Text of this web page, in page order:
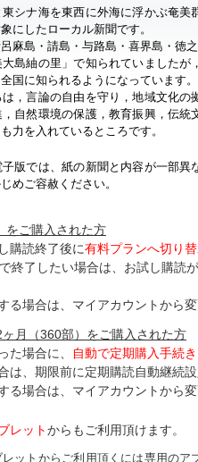
シナ海を東西に外海に浮かぶ奄
にしたローカル新聞です。
麻島・請島・与路島・喜界島・徳
大島紬の里」で知られていました
国に知られるようになっています。
，言論の自由を守り，地域文化の
自然環境の保護，教育振興，伝
力を入れているところです。
子版では、紙の新聞と内容が一部異
めご容赦ください。
をご購入された方
購読終了後に有料プランへ切り
終了したい場合は、お試し購読
る場合は、マイアカウントから変
月（360部）をご購入された方
た場合に、
自動で定期購入手続
は、期限前に定期購読自動継続
る場合は、マイアカウントから変
レットからもご利用頂けます。
ットからご利用頂くには専用のア